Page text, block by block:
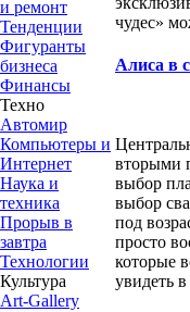
и ремонт
Тенденции
Фигуранты
бизнеса
Финансы
Техно
Автомир
Компьютеры и
Интернет
Наука и
техника
Прорыв в
завтра
Технологии
Культура
Art-Gallery
чудес»
Алиса в
вторыми
выбор
выбор
под
просто
которые
увидеть в